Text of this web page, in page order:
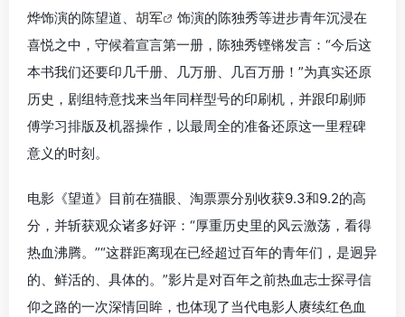
烨饰演的陈望道、 胡军
饰演的陈独秀等进步青年沉浸在
喜悦之中，守候着宣言第一册，陈独秀铿锵发言：“今后这
本书我们还要印几千册、几万册、几百万册！”为真实还原
历史，剧组特意找来当年同样型号的印刷机，并跟印刷师
傅学习排版及机器操作，以最周全的准备还原这一里程碑
意义的时刻。
电影《望道》目前在猫眼、淘票票分别收获9.3和9.2的高
分，并斩获观众诸多好评：“厚重历史里的风云激荡，看得
热血沸腾。”“这群距离现在已经超过百年的青年们，是迥异
的、鲜活的、具体的。”影片是对百年之前热血志士探寻信
仰之路的一次深情回眸，也体现了当代电影人赓续红色血